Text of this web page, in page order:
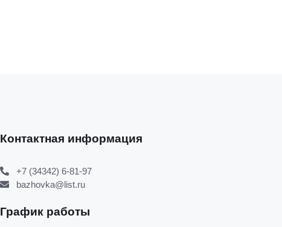
Контактная информация
+7 (34342) 6-81-97
bazhovka@list.ru
График работы